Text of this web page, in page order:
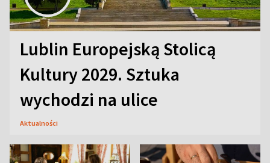
Lublin Europejską Stolicą
Kultury 2029. Sztuka
wychodzi na ulice
Aktualności